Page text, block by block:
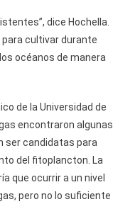
dice Hochella.
cultivar durante
océanos de manera
de la Universidad de
encontraron algunas
ser candidatas para
del fitoplancton. La
que ocurrir a un nivel
pero no lo suficiente